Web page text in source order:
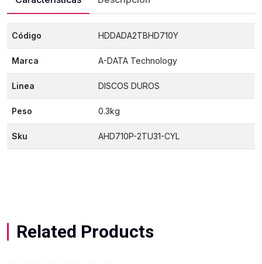
Código HDDADA2TBHD710Y
Marca A-DATA Technology
Linea DISCOS DUROS
Peso 0.3kg
Sku AHD710P-2TU31-CYL
Related Products